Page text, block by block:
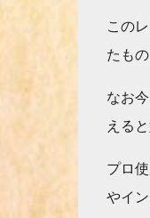
この
たも
なお
える
プロ
やイ